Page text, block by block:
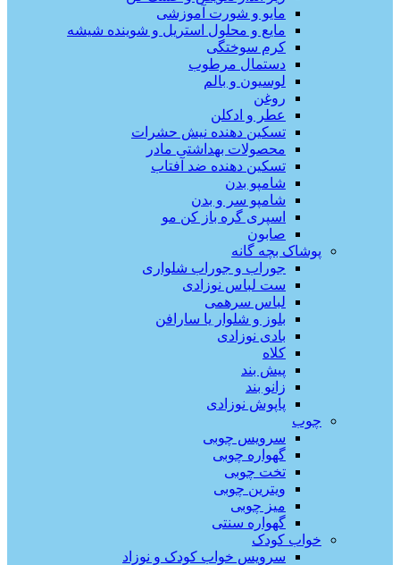
مایو و شورت آموزشی
مایع و محلول استریل و شوینده شیشه
کرم سوختگی
دستمال مرطوب
لوسیون و بالم
روغن
عطر و ادکلن
تسکین دهنده نیش حشرات
محصولات بهداشتی مادر
تسکین دهنده ضد آفتاب
شامپو بدن
شامپو سر و بدن
اسپری گره باز کن مو
صابون
پوشاک بچه گانه
جوراب و جوراب شلواری
ست لباس نوزادی
لباس سرهمی
بلوز و شلوار یا سارافن
بادی نوزادی
کلاه
پیش بند
زانو بند
پاپوش نوزادی
چوب
سرویس چوبی
گهواره چوبی
تخت چوبی
ویترین چوبی
میز چوبی
گهواره سنتی
خواب کودک
سرویس خواب کودک و نوزاد